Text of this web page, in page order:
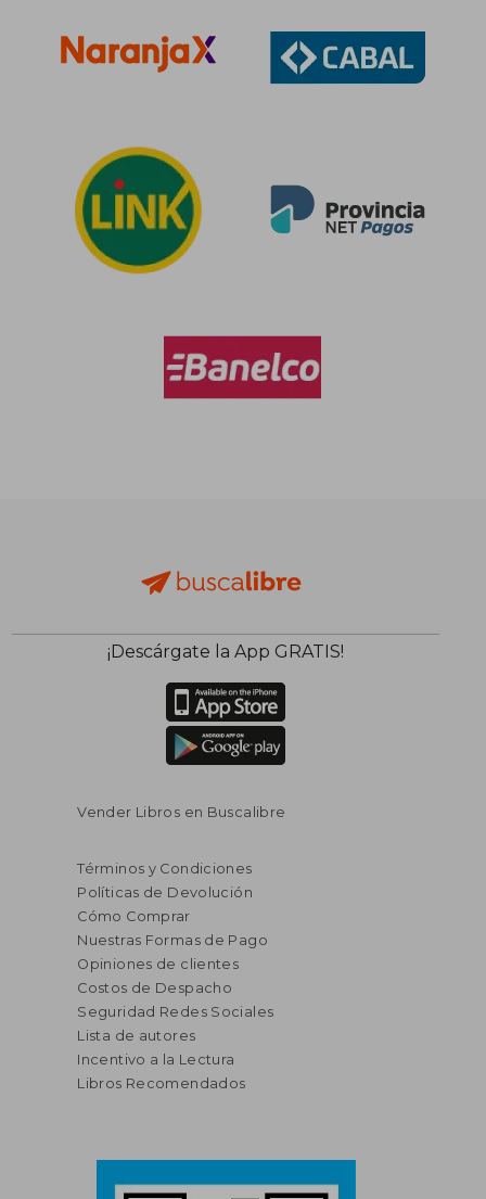
$ 248.266 dcto. $
¡Descárgate la App GRATIS!
Vender Libros en Buscalibre
Términos y Condiciones
Políticas de Devolución
Cómo Comprar
Nuestras Formas de Pago
Opiniones de clientes
Costos de Despacho
Seguridad Redes Sociales
Lista de autores
Incentivo a la Lectura
Libros Recomendados